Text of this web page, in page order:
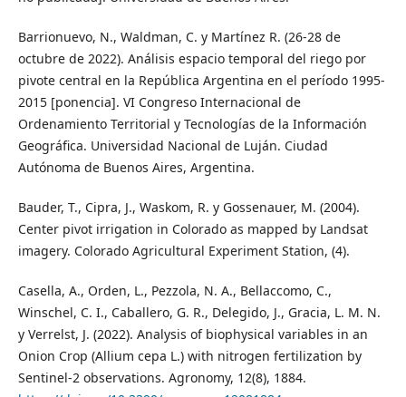
Barrionuevo, N., Waldman, C. y Martínez R. (26-28 de
octubre de 2022). Análisis espacio temporal del riego por
pivote central en la República Argentina en el período 1995-
2015 [ponencia]. VI Congreso Internacional de
Ordenamiento Territorial y Tecnologías de la Información
Geográfica. Universidad Nacional de Luján. Ciudad
Autónoma de Buenos Aires, Argentina.
Bauder, T., Cipra, J., Waskom, R. y Gossenauer, M. (2004).
Center pivot irrigation in Colorado as mapped by Landsat
imagery. Colorado Agricultural Experiment Station, (4).
Casella, A., Orden, L., Pezzola, N. A., Bellaccomo, C.,
Winschel, C. I., Caballero, G. R., Delegido, J., Gracia, L. M. N.
y Verrelst, J. (2022). Analysis of biophysical variables in an
Onion Crop (Allium cepa L.) with nitrogen fertilization by
Sentinel-2 observations. Agronomy, 12(8), 1884.